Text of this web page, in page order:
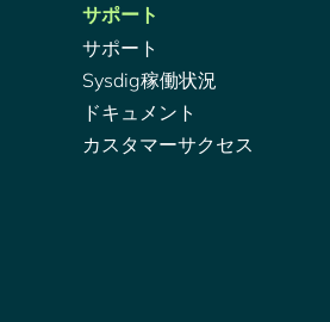
サポート
サポート
Sysdig稼働状況
ドキュメント
カスタマーサクセス